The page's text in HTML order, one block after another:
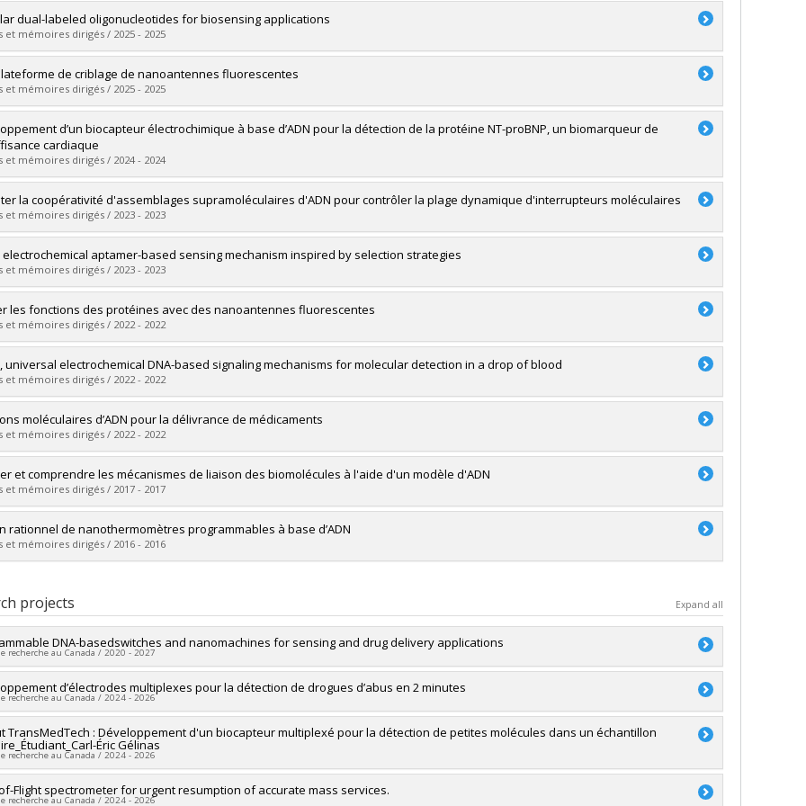
:Diallo-Blais, Simon
Master's
:M. Sc. A.
le document dans Papyrus
dual-labeled oligonucleotides for biosensing applications
et mémoires dirigés / 2025 - 2025
:Wang, Xiaomeng
Doctoral
:Ph. D.
le document dans Papyrus
de criblage de nanoantennes fluorescentes
et mémoires dirigés / 2025 - 2025
:Vigneault, Achille
Master's
:M. Sc. A.
le document dans Papyrus
d’un biocapteur électrochimique à base d’ADN pour la détection de la protéine NT-proBNP, un biomarqueur de
cardiaque
et mémoires dirigés / 2024 - 2024
:Nicole, Yasmine
Master's
:M. Sc.
le document dans Papyrus
la coopérativité d'assemblages supramoléculaires d'ADN pour contrôler la plage dynamique d'interrupteurs moléculaires
et mémoires dirigés / 2023 - 2023
:Lauzon, Dominic
Doctoral
:Ph. D.
le document dans Papyrus
electrochemical aptamer-based sensing mechanism inspired by selection strategies
et mémoires dirigés / 2023 - 2023
:Lyalina, Tatiana
Master's
:M. Sc.
le document dans Papyrus
les fonctions des protéines avec des nanoantennes fluorescentes
et mémoires dirigés / 2022 - 2022
:Harroun, Scott G.
Doctoral
:Ph. D.
le document dans Papyrus
universal electrochemical DNA-based signaling mechanisms for molecular detection in a drop of blood
et mémoires dirigés / 2022 - 2022
:Zhu, Guichi
Doctoral
:Ph. D.
le document dans Papyrus
moléculaires d’ADN pour la délivrance de médicaments
et mémoires dirigés / 2022 - 2022
:Desrosiers, Arnaud
Doctoral
:Ph. D.
le document dans Papyrus
et comprendre les mécanismes de liaison des biomolécules à l'aide d'un modèle d'ADN
et mémoires dirigés / 2017 - 2017
:Prévost-Tremblay, Carl
Master's
:M. Sc.
rationnel de nanothermomètres programmables à base d’ADN
et mémoires dirigés / 2016 - 2016
Master's
:M. Sc.
le document dans Papyrus
projects Expand all
DNA-basedswitches and nanomachines for sensing and drug delivery applications
recherche au Canada / 2020 - 2027
:Alexis Vallée-Bélisle
sources: CRSNG/Conseil de recherches en sciences naturelles et génie du Canada (CRSNG)
PVX20965-(RGP) Programme de subvention à la découverte individuelle ou de groupe
d’électrodes multiplexes pour la détection de drogues d’abus en 2 minutes
recherche au Canada / 2024 - 2026
:Alexis Vallée-Bélisle
:Samy Cecioni
sources:
TransMedTech : Développement d'un biocapteur multiplexé pour la détection de petites molécules dans un échantillon
Éric Gélinas
recherche au Canada / 2024 - 2026
: Carl-Éric Aubin
Flight spectrometer for urgent resumption of accurate mass services.
recherche au Canada / 2024 - 2026